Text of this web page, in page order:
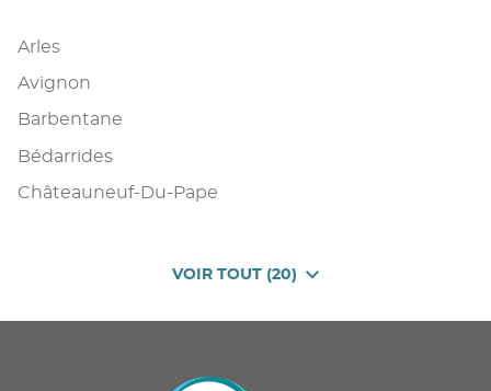
Arles
Avignon
Barbentane
Bédarrides
Châteauneuf-Du-Pape
VOIR TOUT (20)
DE
DE
U